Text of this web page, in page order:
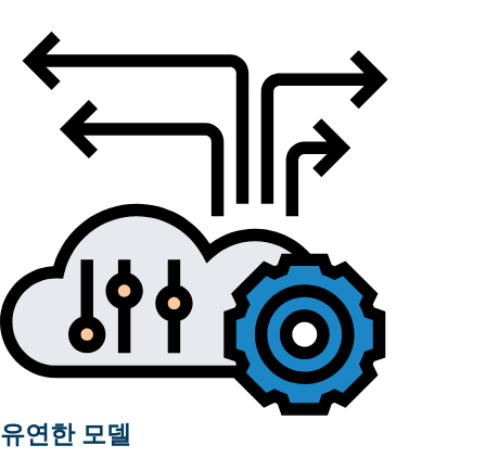
유연한 모델